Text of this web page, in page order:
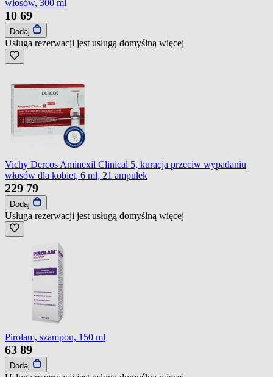
włosów, 300 ml
10 69
Dodaj
Usługa rezerwacji jest usługą domyślną więcej
Vichy Dercos Aminexil Clinical 5, kuracja przeciw wypadaniu
włosów dla kobiet, 6 ml, 21 ampułek
229 79
Dodaj
Usługa rezerwacji jest usługą domyślną więcej
Pirolam, szampon, 150 ml
63 89
Dodaj